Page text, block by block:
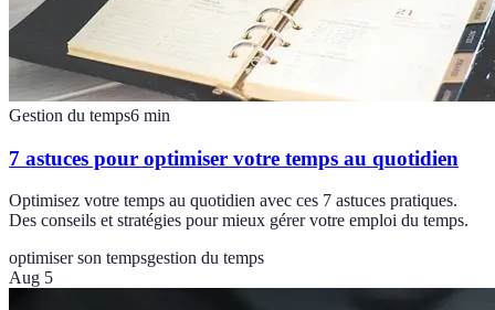
Gestion du temps6 min
7 astuces pour optimiser votre temps au quotidien
Optimisez votre temps au quotidien avec ces 7 astuces pratiques.
Des conseils et stratégies pour mieux gérer votre emploi du temps.
optimiser son tempsgestion du temps
Aug 5